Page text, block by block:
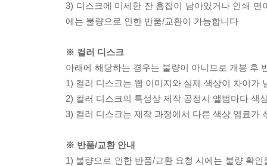
3) 디스크에 미세한 잔 흠집이 남아있거나 인쇄
에는 불량으로 인한 반품/교환이 가능합니다
※ 컬러 디스크
아래에 해당하는 경우는 불량이 아니므로 개봉 후
1) 컬러 디스크는 웹 이미지와 실제 색상이 차이가
2) 컬러 디스크의 특성상 제작 공정시 앨범마다 색
3) 컬러 디스크는 제작 과정에서 다른 색상 염료가
※ 반품/교환 안내
1) 불량으로 인한 반품/교환 요청 시에는 불량 확